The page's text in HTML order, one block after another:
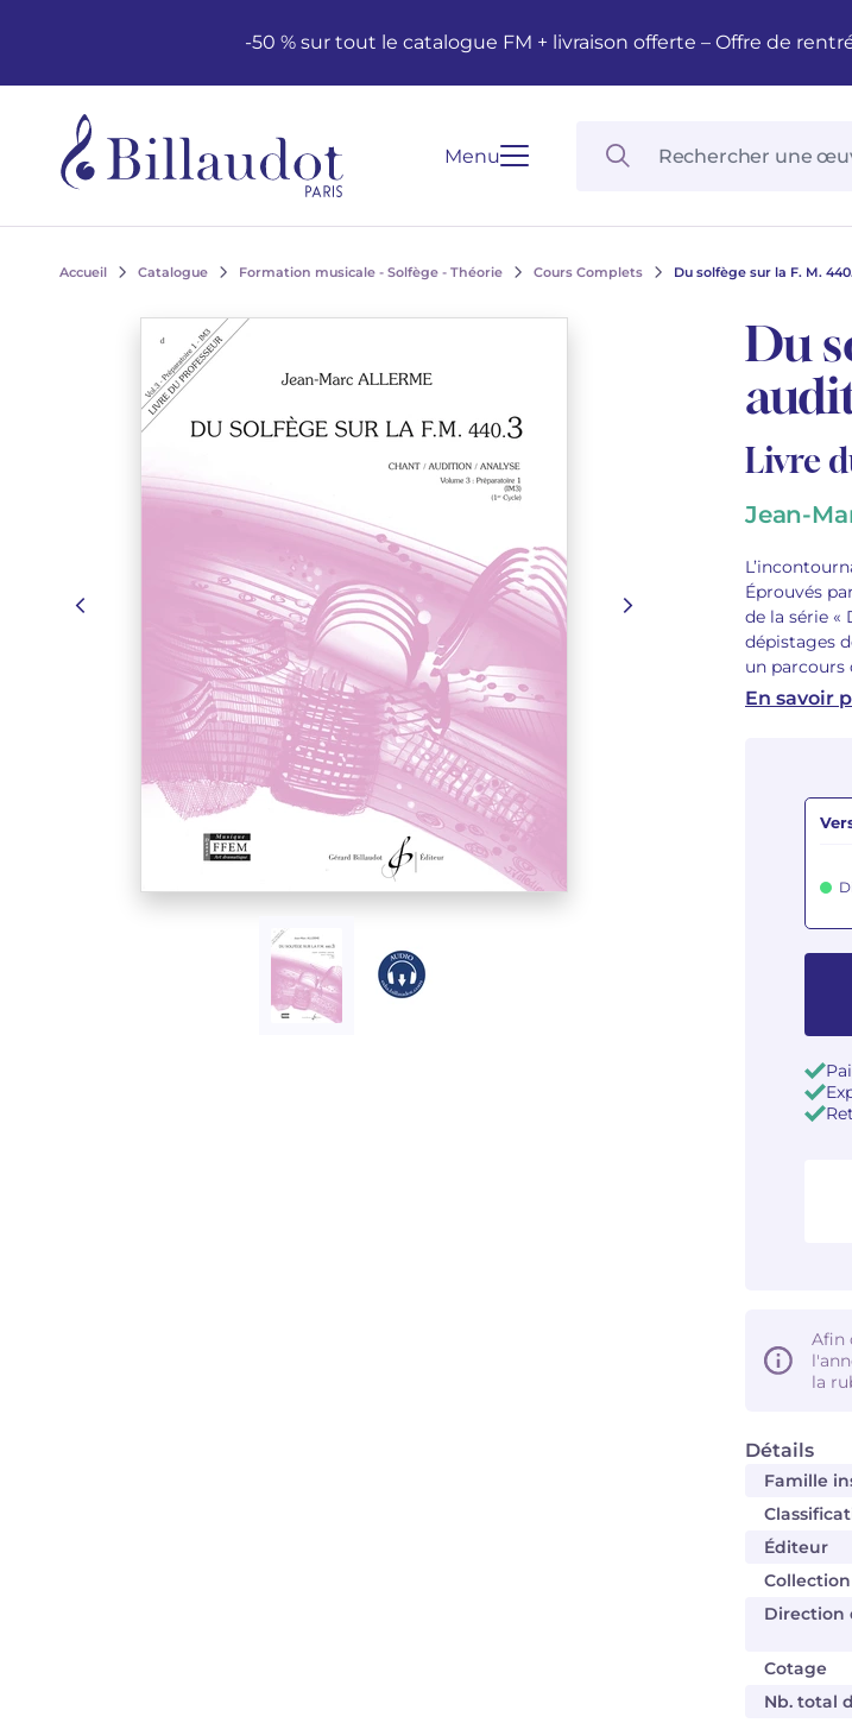
-50 % sur tout le catalogue FM + livraison offerte – Offre de
Menu
Accueil Catalogue Formation musicale - Solfège - Théorie Cours Complets Du solfège sur la F. M.
Du
Livre
Jean-
Éprouvés
de la série «
dépistages
un parcours
En savoir
Détails
Famille
Éditeur
Collection
Direction
Cotage
Nb. total
Afin
la